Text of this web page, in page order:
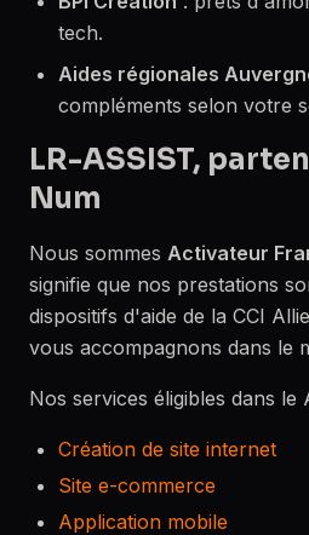
tech.
Aides régionales
compléments selon votre
LR-ASSIST,
Num
Nous sommes Activateur
signifie que nos prestations
dispositifs d'aide de la CCI
vous accompagnons dans le
Nos services éligibles dans le
Création de site internet
Site e-commerce
Application mobile